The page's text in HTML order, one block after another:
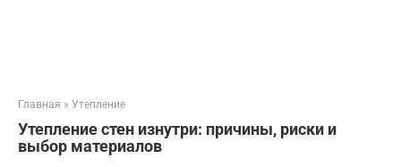
Главная » Утепление
Утепление стен изнутри: причины, риски и
выбор материалов